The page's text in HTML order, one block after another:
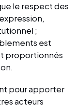
le respect des
;
est
proportionnés
pour apporter
acteurs